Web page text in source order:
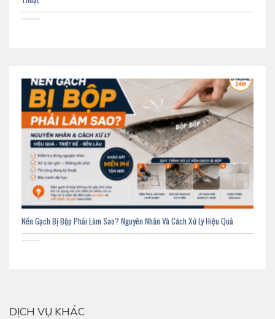
Nền Gạch Bị Bộp Phải Làm Sao? Nguyên Nhân Và Cách Xử Lý Hiệu Quả
DỊCH VỤ KHÁC